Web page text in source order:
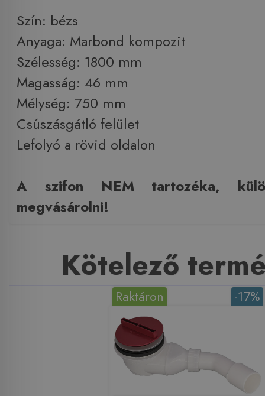
Szín: bézs
Anyaga: Marbond kompozit
Szélesség: 1800 mm
Magasság: 46 mm
Mélység: 750 mm
Csúszásgátló felület
​Lefolyó a rövid oldalon
A szifon NEM tartozéka,
megvásárolni!
Kötelező
-17%
Raktáron